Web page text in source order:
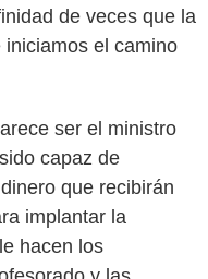
de veces que la
el camino
ser el ministro
capaz de
que recibirán
implantar la
hacen los